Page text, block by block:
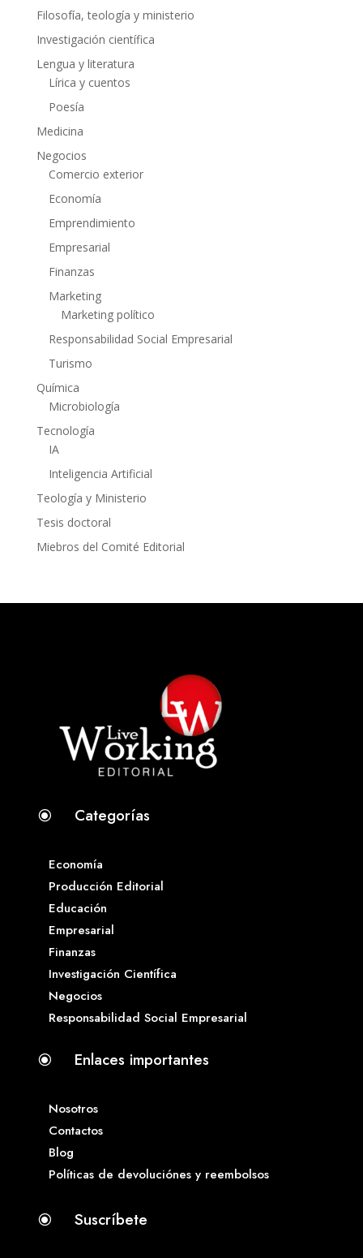
Filosofía, teología y ministerio
Investigación científica
Lengua y literatura
Lírica y cuentos
Poesía
Medicina
Negocios
Comercio exterior
Economía
Emprendimiento
Empresarial
Finanzas
Marketing
Marketing político
Responsabilidad Social Empresarial
Turismo
Química
Microbiología
Tecnología
IA
Inteligencia Artificial
Teología y Ministerio
Tesis doctoral
Miebros del Comité Editorial
\ Categorías
Economía
Producción Editorial
Educación
Empresarial
Finanzas
Investigación Científica
Negocios
Responsabilidad Social Empresarial
\ Enlaces importantes
Nosotros
Contactos
Blog
Políticas de devoluciónes y reembolsos
\ Suscríbete